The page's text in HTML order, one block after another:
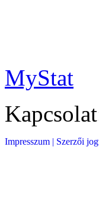
MyStat
Impresszum | Szerzői